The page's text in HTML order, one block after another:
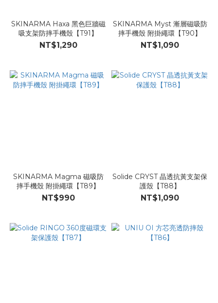
SKINARMA Haxa 黑色巨牆磁
吸支架防摔手機殼【T91】
NT$1,290
SKINARMA Myst 漸層磁吸防
摔手機殼 附掛繩環【T90】
NT$1,090
SKINARMA Magma 磁吸防
摔手機殼 附掛繩環【T89】
NT$990
Solide CRYST 晶透抗黃支架保
護殼【T88】
NT$1,090